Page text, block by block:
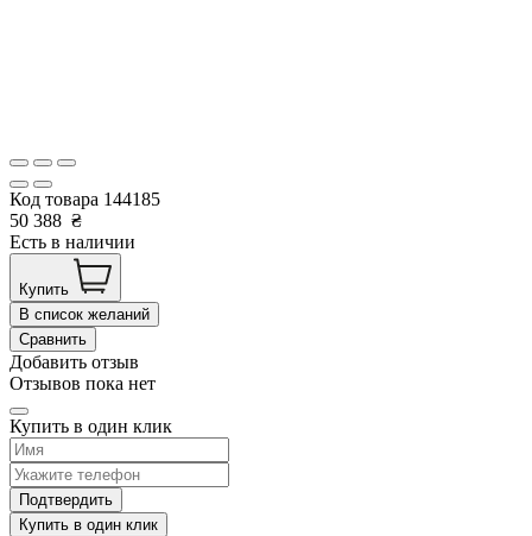
Код товара 144185
50 388 ₴
Есть в наличии
Купить
В список желаний
Сравнить
Добавить отзыв
Отзывов пока нет
Купить в один клик
Подтвердить
Купить в один клик